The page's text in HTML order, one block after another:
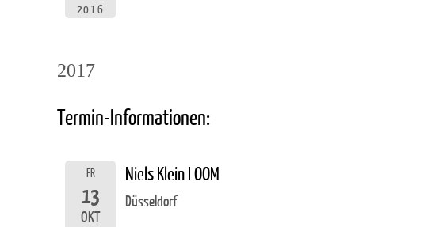
2016
2017
Termin-Informationen:
FR
13
OKT
Niels Klein LOOM
Düsseldorf